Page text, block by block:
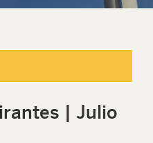
| Julio